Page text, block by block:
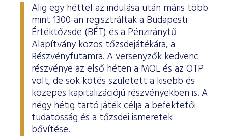
Alig egy héttel az indulása után máris több
mint 1300-an regisztráltak a Budapesti
Értéktőzsde (BÉT) és a Pénziránytű
Alapítvány közös tőzsdejátékára, a
Részvényfutamra. A versenyzők kedvenc
részvénye az első héten a MOL és az OTP
volt, de sok kötés született a kisebb és
közepes kapitalizációjú részvényekben is. A
négy hétig tartó játék célja a befektetői
tudatosság és a tőzsdei ismeretek
bővítése.